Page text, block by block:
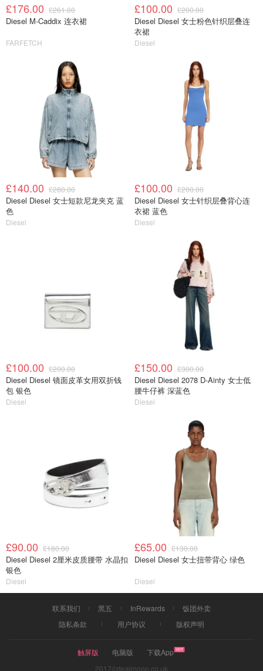
£176.00 £261.00
Diesel M-Caddix 连衣裙
FARFETCH
£100.00 £200.00
Diesel Diesel 女士粉色针织层叠连
衣裙
Diesel
£140.00 £280.00
Diesel Diesel 女士短款尼龙夹克 蓝
色
Diesel
£100.00 £200.00
Diesel Diesel 女士针织层叠背心连
衣裙 蓝色
Diesel
£100.00 £200.00
Diesel Diesel 镜面皮革女用双折钱
包 银色
Diesel
£150.00 £300.00
Diesel Diesel 2078 D-Ainty 女士低
腰牛仔裤 深蓝色
Diesel
£90.00 £180.00
Diesel Diesel 2厘米皮质腰带 水晶扣
银色
Diesel
£65.00 £130.00
Diesel Diesel 女士扭带背心 绿色
Diesel
联系我们 黑五 InRewards
饭团外卖
隐私条款
用户协议 版权声明
触屏版 电脑版
下载App
2017©dealmoon.co.uk